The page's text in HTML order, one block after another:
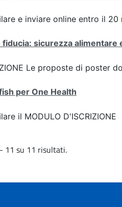
e inviare online entro il 20
fiducia: sicurezza alimentare
Le proposte di poster
per One Health
il MODULO D'ISCRIZIONE
11 su 11 risultati.